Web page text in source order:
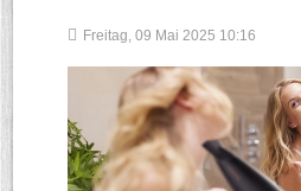
Freitag, 09 Mai 2025 10:16